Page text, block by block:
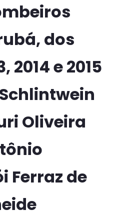
dos
2014 e 2015
Oliveira
Ferraz de